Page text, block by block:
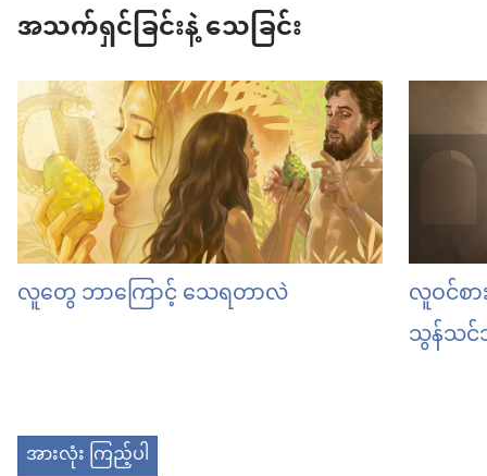
အသက်ရှင်ခြင်းနဲ့ သေခြင်း
လူတွေ ဘာကြောင့် သေရတာလဲ
လူဝင်စာ
သွန်သင်
အားလုံး ကြည့်ပါ